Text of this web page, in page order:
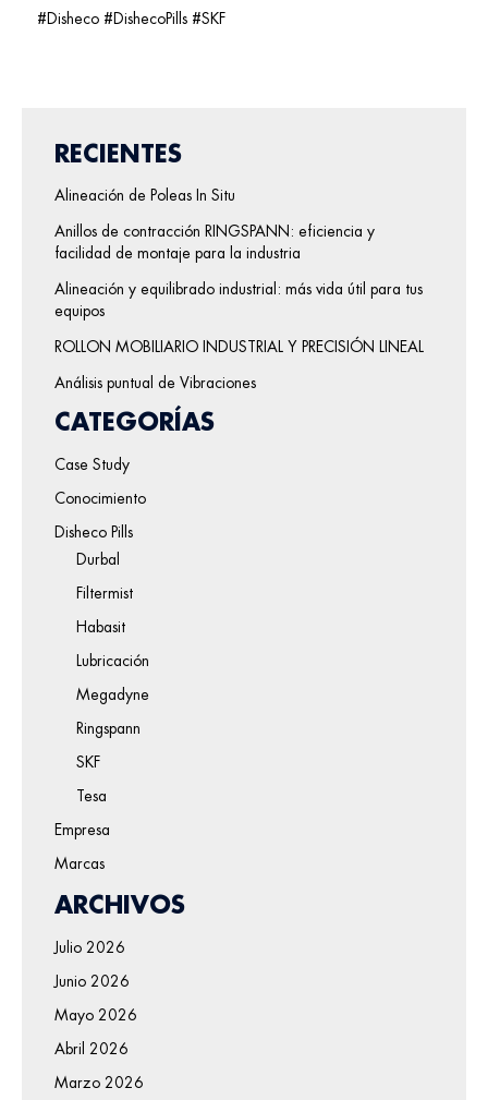
#Disheco #DishecoPills #SKF
RECIENTES
Alineación de Poleas In Situ
Anillos de contracción RINGSPANN: eficiencia y
facilidad de montaje para la industria
Alineación y equilibrado industrial: más vida útil para tus
equipos
ROLLON MOBILIARIO INDUSTRIAL Y PRECISIÓN LINEAL
Análisis puntual de Vibraciones
CATEGORÍAS
Case Study
Conocimiento
Disheco Pills
Durbal
Filtermist
Habasit
Lubricación
Megadyne
Ringspann
SKF
Tesa
Empresa
Marcas
ARCHIVOS
Julio 2026
Junio 2026
Mayo 2026
Abril 2026
Marzo 2026